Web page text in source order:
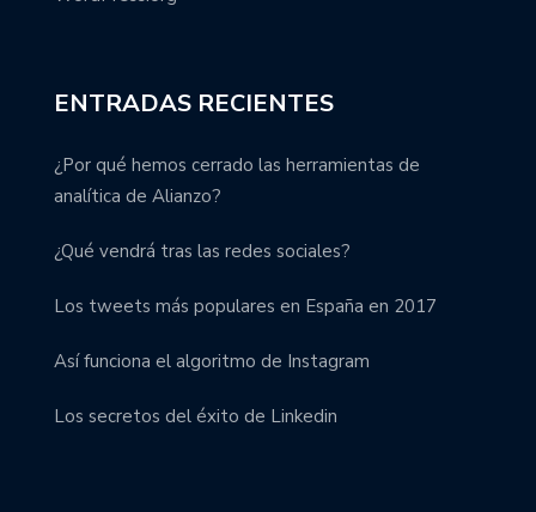
ENTRADAS RECIENTES
¿Por qué hemos cerrado las herramientas de
analítica de Alianzo?
¿Qué vendrá tras las redes sociales?
Los tweets más populares en España en 2017
Así funciona el algoritmo de Instagram
Los secretos del éxito de Linkedin